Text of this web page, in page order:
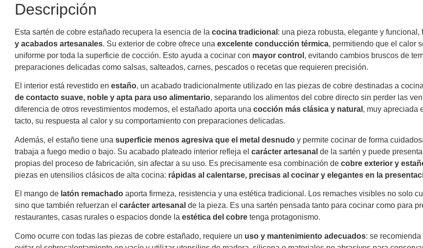
Descripción
Esta sartén de cobre estañado recupera la esencia de la cocina tradicional : una pieza robusta, elegante y funcional,
y acabados artesanales. Su exterior de cobre ofrece una excelente conducción térmica, permitiendo que el calor
uniforme por toda la superficie de cocción. Esto ayuda a cocinar con mayor control , evitando cambios bruscos de
preparaciones delicadas como salsas, salteados, carnes, pescados o recetas que requieren precisión.
El interior está revestido en estaño, un acabado tradicionalmente utilizado en las piezas de cobre destinadas a
de contacto suave, noble y apta para uso alimentario, separando los alimentos del cobre directo sin perder las
diferencia de otros revestimientos modernos, el estañado aporta una cocción más clásica y natural , muy apreciada
tacto, su respuesta al calor y su comportamiento con preparaciones delicadas.
Además, el estaño tiene una superficie menos agresiva que el metal desnudo y permite cocinar de forma
trabaja a fuego medio o bajo. Su acabado plateado interior refleja el carácter artesanal de la sartén y puede
propias del proceso de fabricación, sin afectar a su uso. Es precisamente esa combinación de cobre exterior y
piezas en utensilios clásicos de alta cocina: rápidas al calentarse, precisas al cocinar y elegantes en la
El mango de latón remachado aporta firmeza, resistencia y una estética tradicional. Los remaches visibles no solo
sino que también refuerzan el carácter artesanal de la pieza. Es una sartén pensada tanto para cocinar como para
restaurantes, casas rurales o espacios donde la estética del cobre tenga protagonismo.
Como ocurre con todas las piezas de cobre estañado, requiere un uso y mantenimiento adecuados: se